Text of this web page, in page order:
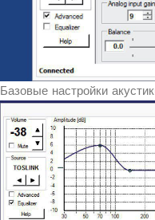
Базовые настройки